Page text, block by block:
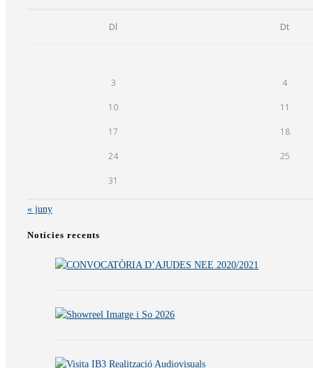
Dl Dt
3 4
10 11
17 18
24 25
31
« juny
Notícies recents